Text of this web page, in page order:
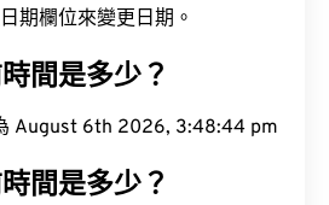
期欄位來變更日期。
間是多少？
August 6th 2026, 3:48:45 pm
間是多少？